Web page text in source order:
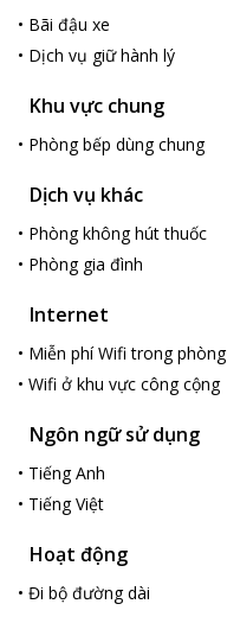
• Bãi đậu xe
• Dịch vụ giữ hành lý
Khu vực chung
• Phòng bếp dùng chung
Dịch vụ khác
• Phòng không hút thuốc
• Phòng gia đình
Internet
• Miễn phí Wifi trong phòng
• Wifi ở khu vực công cộng
Ngôn ngữ sử dụng
• Tiếng Anh
• Tiếng Việt
Hoạt động
• Đi bộ đường dài